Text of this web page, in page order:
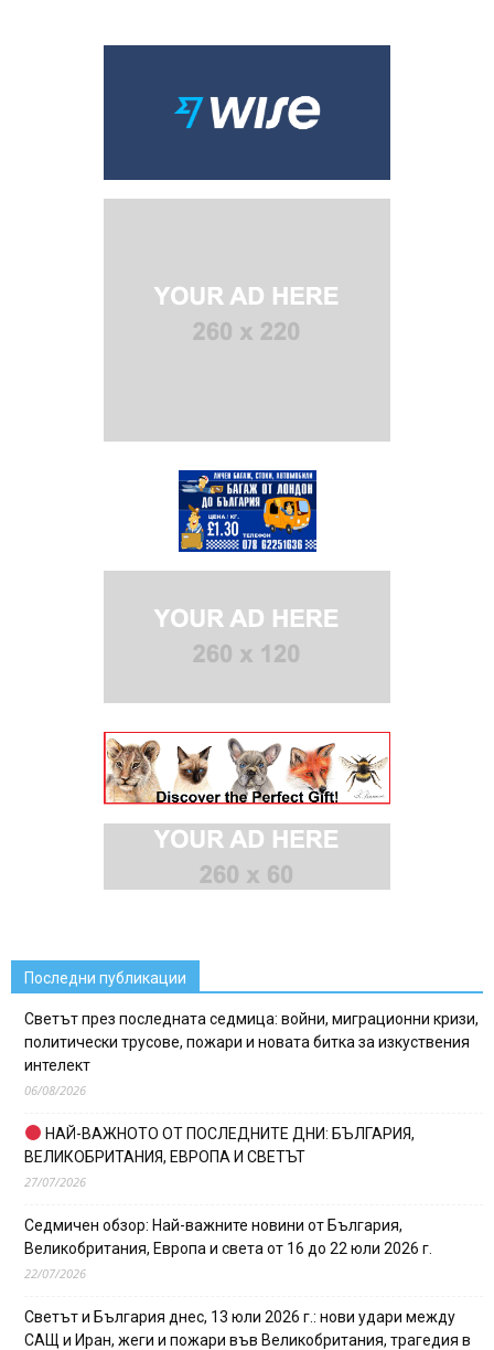
Последни публикации
Светът през последната седмица: войни, миграционни кризи,
политически трусове, пожари и новата битка за изкуствения
интелект
06/08/2026
НАЙ-ВАЖНОТО ОТ ПОСЛЕДНИТЕ ДНИ: БЪЛГАРИЯ,
ВЕЛИКОБРИТАНИЯ, ЕВРОПА И СВЕТЪТ
27/07/2026
Седмичен обзор: Най-важните новини от България,
Великобритания, Европа и света от 16 до 22 юли 2026 г.
22/07/2026
Светът и България днес, 13 юли 2026 г.: нови удари между
САЩ и Иран, жеги и пожари във Великобритания, трагедия в